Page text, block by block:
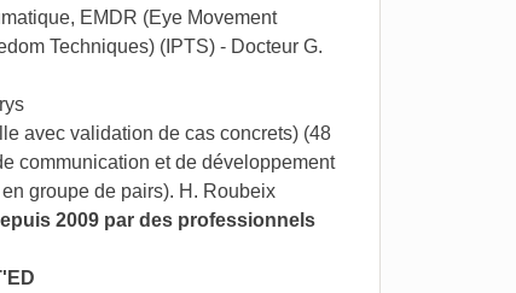
EMDR (Eye Movement
Techniques) (IPTS) - Docteur G.
avec validation de cas concrets) (48
communication et de développement
groupe de pairs). H. Roubeix
2009 par des professionnels